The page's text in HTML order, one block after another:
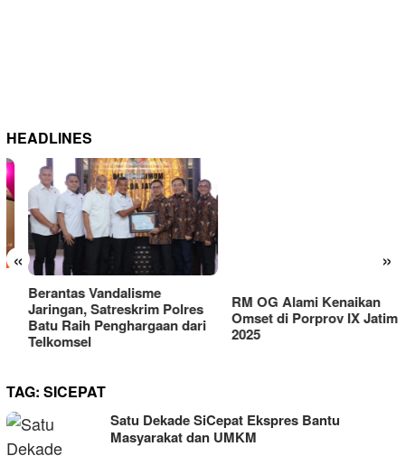
HEADLINES
« »
Berantas Vandalisme
Jaringan, Satreskrim Polres
Batu Raih Penghargaan dari
Telkomsel
RM OG Alami Kenaikan
Omset di Porprov IX Jatim
2025
TAG: SICEPAT
Satu Dekade SiCepat Ekspres Bantu
Masyarakat dan UMKM